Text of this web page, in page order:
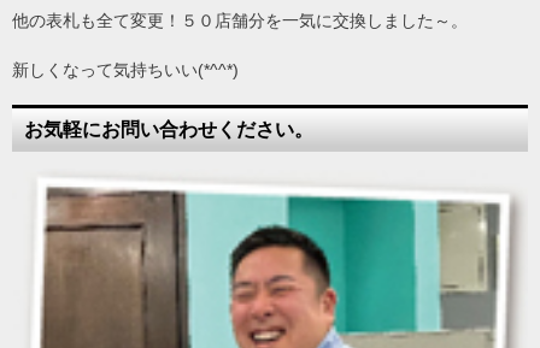
他の表札も全て変更！５０店舗分を一気に交換しました～。
新しくなって気持ちいい(*^^*)
お気軽にお問い合わせください。